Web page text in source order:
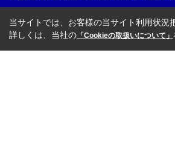
当サイトでは、お客様の当サイト利用状
詳しくは、当社の 「Cookieの取扱いについて」